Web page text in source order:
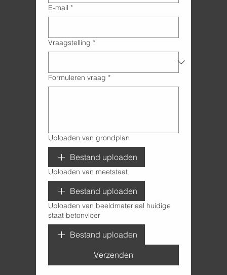
E-mail *
Vraagstelling *
Formuleren vraag *
Uploaden van grondplan
Bestand uploaden
Uploaden van meetstaat
Bestand uploaden
Uploaden van beeldmateriaal huidige
staat betonvloer
Bestand uploaden
Verzenden